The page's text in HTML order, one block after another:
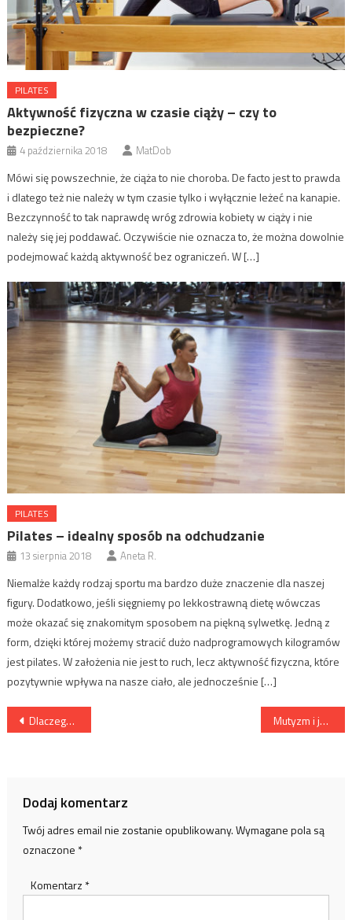
PILATES
Aktywność fizyczna w czasie ciąży – czy to
bezpieczne?
4 października 2018 MatDob
Mówi się powszechnie, że ciąża to nie choroba. De facto jest to prawda
i dlatego też nie należy w tym czasie tylko i wyłącznie leżeć na kanapie.
Bezczynność to tak naprawdę wróg zdrowia kobiety w ciąży i nie
należy się jej poddawać. Oczywiście nie oznacza to, że można dowolnie
podejmować każdą aktywność bez ograniczeń. W […]
PILATES
Pilates – idealny sposób na odchudzanie
13 sierpnia 2018 Aneta R.
Niemalże każdy rodzaj sportu ma bardzo duże znaczenie dla naszej
figury. Dodatkowo, jeśli sięgniemy po lekkostrawną dietę wówczas
może okazać się znakomitym sposobem na piękną sylwetkę. Jedną z
form, dzięki której możemy stracić dużo nadprogramowych kilogramów
jest pilates. W założenia nie jest to ruch, lecz aktywność fizyczna, które
pozytywnie wpływa na nasze ciało, ale jednocześnie […]
Nawigacja
Dlaczego warto dbać o mikrobom? Mutyzm i jego objawy
Dodaj komentarz
Twój adres email nie zostanie opublikowany.Wymagane pola są
oznaczone *
Komentarz *